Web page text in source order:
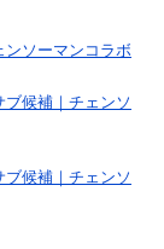
ンソーマンコラボ
ブ候補｜チェンソ
ブ候補｜チェンソ